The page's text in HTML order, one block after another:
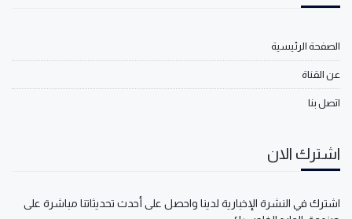
الصفحة الرئيسية
عن القناة
اتصل بنا
اشترك الان
اشترك في النشرة الإخبارية لدينا واحصل على أحدث تحديثاتنا مباشرة على